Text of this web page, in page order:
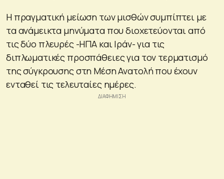
Η πραγματική μείωση των μισθών συμπίπτει με
τα ανάμεικτα μηνύματα που διοχετεύονται από
τις δύο πλευρές -ΗΠΑ και Ιράν- για τις
διπλωματικές προσπάθειες για τον τερματισμό
της σύγκρουσης στη Μέση Ανατολή που έχουν
ενταθεί τις τελευταίες ημέρες.